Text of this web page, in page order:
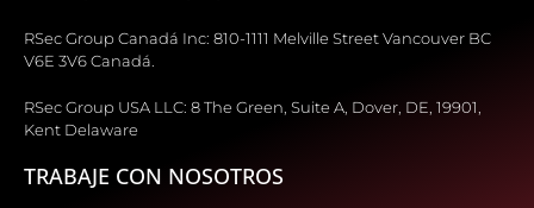
RSec Group Canadá Inc: 810-1111 Melville Street Vancouver BC
V6E 3V6 Canadá.
RSec Group USA LLC: 8 The Green, Suite A, Dover, DE, 19901,
Kent Delaware
TRABAJE CON NOSOTROS